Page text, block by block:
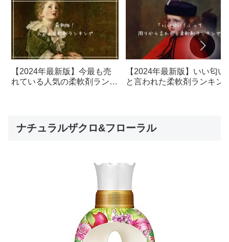
【2024年最新版】今最も売
れている人気の柔軟剤ランキ
【2024年最新版】いい匂い
と言われた柔軟剤ランキン
ナチュラルザクロ&フローラル